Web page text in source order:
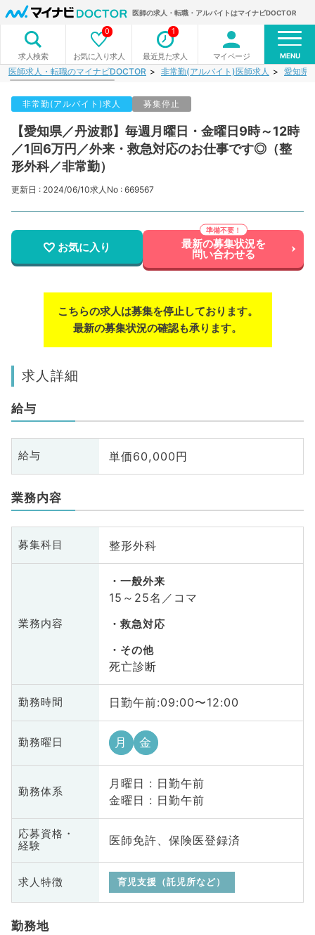
医師の求人・転職・アルバイトはマイナビDOCTOR
求人検索 お気に入り求人
0
最近見た求人
1
マイページ MENU
医師求人・転職のマイナビDOCTOR 非常勤(アルバイト)医師求人 愛知県
非常勤(アルバイト)求人 募集停止
【愛知県／丹波郡】毎週月曜日・金曜日9時～12時
／1回6万円／外来・救急対応のお仕事です◎（整
形外科／非常勤）
更新日 : 2024/06/10求人No : 669567
お気に入り 最新の募集状況を
問い合わせる
こちらの求人は募集を停止しております。
最新の募集状況の確認も承ります。
求人詳細
給与
給与 単価60,000円
業務内容
募集科目 整形外科
業務内容
一般外来
15～25名／コマ
救急対応
その他
死亡診断
勤務時間 日勤午前:09:00〜12:00
勤務曜日 月 金
勤務体系
月曜日 : 日勤午前
金曜日 : 日勤午前
応募資格・
経験
医師免許、保険医登録済
求人特徴 育児支援（託児所など）
勤務地